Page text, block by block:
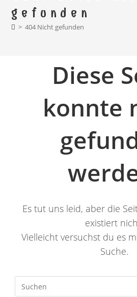
gefunden
> 404 Nicht gefunden
Diese
konnte
Es tut uns leid, aber die
existiert
Vielleicht versuchst du es
Suche.